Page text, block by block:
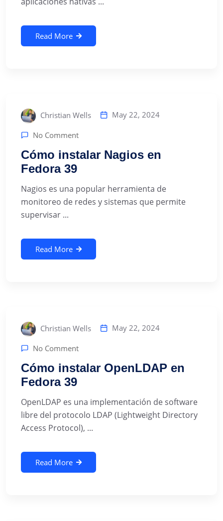
Read More
Christian Wells May 22, 2024
No Comment
Cómo instalar Nagios en
Fedora 39
Nagios es una popular herramienta de
monitoreo de redes y sistemas que permite
supervisar ...
Read More
Christian Wells May 22, 2024
No Comment
Cómo instalar OpenLDAP en
Fedora 39
OpenLDAP es una implementación de software
libre del protocolo LDAP (Lightweight Directory
Access Protocol), ...
Read More